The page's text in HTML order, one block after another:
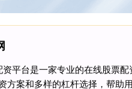
资平台是一家专业的在线股票
方案和多样的杠杆选择，帮助